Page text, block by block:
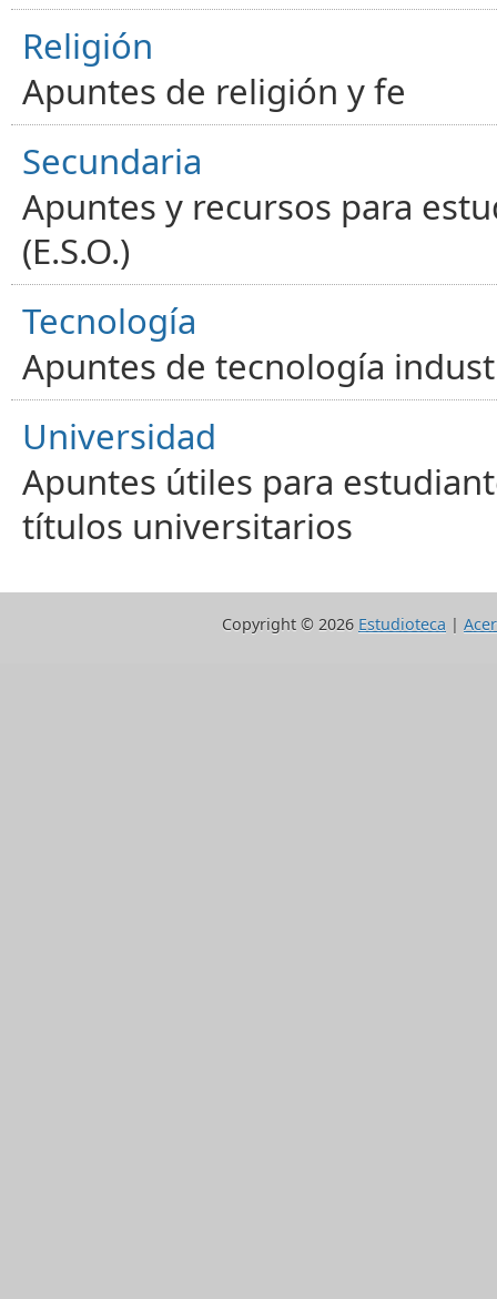
Religión
Apuntes de religión y fe
Secundaria
Apuntes y recursos para
(E.S.O.)
Tecnología
Apuntes de tecnología
Universidad
Apuntes útiles para
títulos universitarios
Copyright © 2026 Estudioteca |